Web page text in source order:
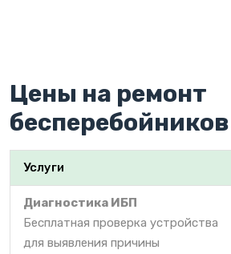
Цены на ремонт
Услуги
Диагностика ИБП
Бесплатная проверка устройства
для выявления причины